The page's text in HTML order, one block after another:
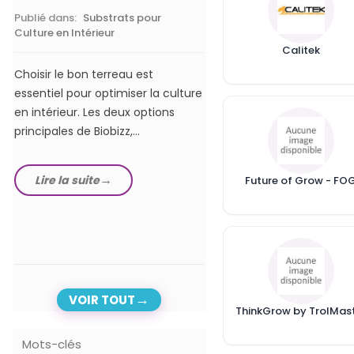
Calitek
Future of Grow -
ThinkGrow by
Publié dans: Substrats pour
Culture en Intérieur
Choisir le bon terreau est
essentiel pour optimiser la culture
en intérieur. Les deux options
principales de Biobizz,...
Lire la suite
Publié dans: Lampes
options les plus...
Lire la suite
VOIR TOUT
Mots-clés